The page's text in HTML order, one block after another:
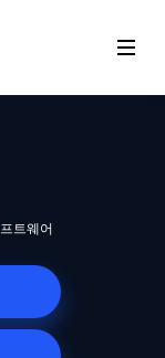
트웨어